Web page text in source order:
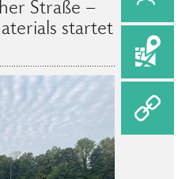
Straße –
startet